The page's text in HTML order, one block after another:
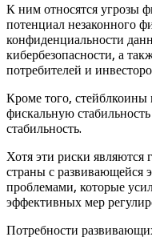
К ним относятся угрозы
потенциал незаконного
конфиденциальности
кибербезопасности, а
потребителей и
Кроме того, стейблкоины
фискальную
стабильность.
Хотя эти риски являются
страны с развивающейся
проблемами, которые
эффективных мер
Потребности